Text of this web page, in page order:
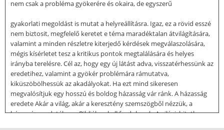
nem csak a probléma gyökerére és okaira, de egyszerű
gyakorlati megoldást is mutat a helyreállításra. Igaz, ez a rövid esszé
nem biztosit, megfelelő keretet e téma maradéktalan átvilágítására,
valamint a minden részletre kiterjedő kérdések megválaszolására,
mégis kísérletet tesz a kritikus pontok megtalálására és helyes
irányba terelésre. Cél az, hogy egy új látást adva, visszatérhessünk az
eredetihez, valamint a gyökér problémára rámutatva,
kiküszöbölhessük az akadályokat. Ha ezt mind sikeresen
megvalósítjuk egy hosszú és boldog házasság vár ránk. A házasság
eredete Akár a világ, akár a keresztény szemszögből nézzük, a
házasság eredetéhez a Bibliához kell fordulnunk. A világi, hitetlen